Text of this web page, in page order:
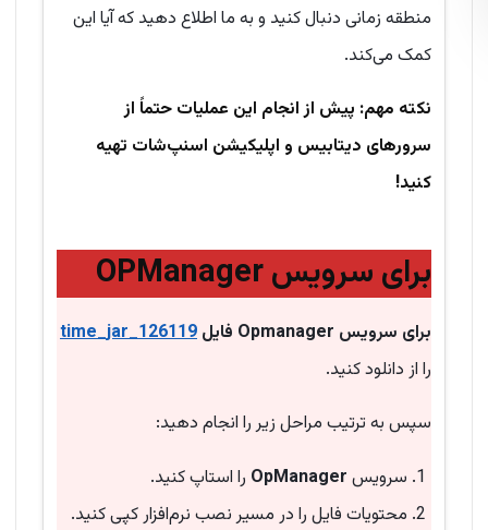
منطقه زمانی دنبال کنید و به ما اطلاع دهید که آیا این
کمک می‌کند.
نکته مهم: پیش از انجام این عملیات حتماً از
سرورهای دیتابیس و اپلیکیشن اسنپ‌شات تهیه
کنید!
برای سرویس OPManager
برای سرویس Opmanager فایل
time_jar_126119
را از دانلود کنید.
سپس به ترتیب مراحل زیر را انجام دهید:
سرویس OpManager را استاپ کنید.
محتویات فایل را در مسیر نصب نرم‌افزار کپی کنید.